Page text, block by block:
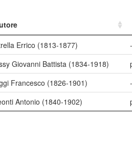
Errico (1813-1877)
Giovanni Battista (1834-1918)
Francesco (1826-1901)
Antonio (1840-1902)